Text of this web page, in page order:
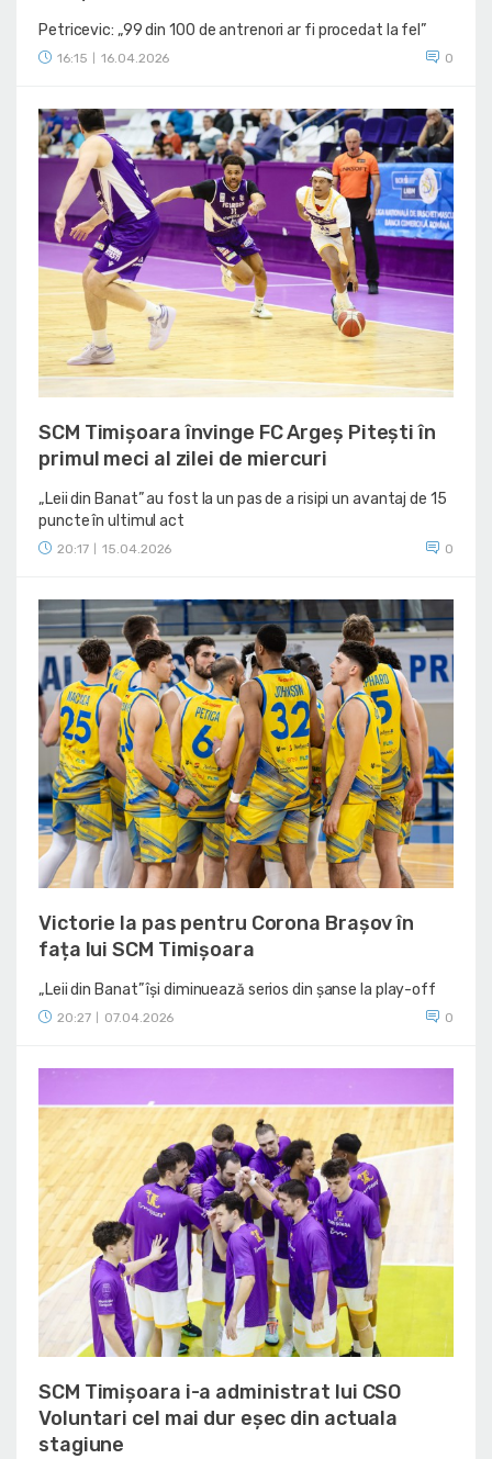
Petricevic: „99 din 100 de antrenori ar fi procedat la fel”
16:15 16.04.2026 0
SCM Timișoara învinge FC Argeș Pitești în
primul meci al zilei de miercuri
„Leii din Banat” au fost la un pas de a risipi un avantaj de 15
puncte în ultimul act
20:17 15.04.2026 0
Victorie la pas pentru Corona Brașov în
fața lui SCM Timișoara
„Leii din Banat” își diminuează serios din șanse la play-off
20:27 07.04.2026 0
SCM Timișoara i-a administrat lui CSO
Voluntari cel mai dur eșec din actuala
stagiune